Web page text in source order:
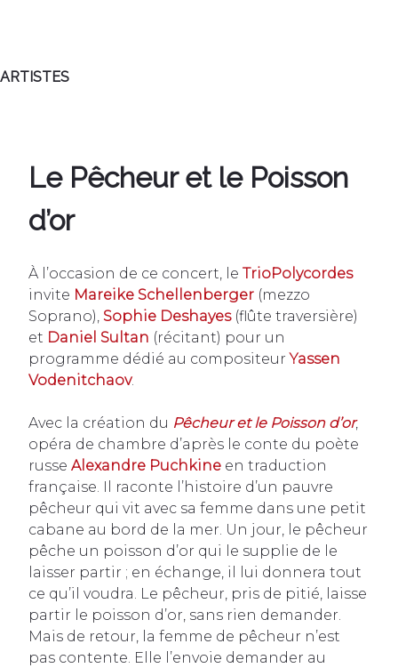
ARTISTES
Le Pêcheur et le Poisson
d’or
À l’occasion de ce concert, le TrioPolycordes
invite Mareike Schellenberger (mezzo
Soprano), Sophie Deshayes (flûte traversière)
et Daniel Sultan (récitant) pour un
programme dédié au compositeur Yassen
Vodenitchaov.
Avec la création du Pêcheur et le Poisson d’or,
opéra de chambre d’après le conte du poète
russe Alexandre Puchkine en traduction
française. Il raconte l’histoire d’un pauvre
pêcheur qui vit avec sa femme dans une petit
cabane au bord de la mer. Un jour, le pêcheur
pêche un poisson d’or qui le supplie de le
laisser partir ; en échange, il lui donnera tout
ce qu’il voudra. Le pêcheur, pris de pitié, laisse
partir le poisson d’or, sans rien demander.
Mais de retour, la femme de pêcheur n’est
pas contente. Elle l’envoie demander au